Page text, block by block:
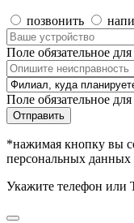
позвонить
Поле обязательное
Поле обязательное
Отправить
*нажимая кнопку вы
персональных данных
Укажите телефон или